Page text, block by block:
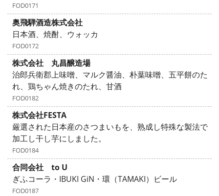
FOD0171
奥飛騨酒造株式会社
日本酒、焼酎、ウォッカ
FOD0172
株式会社 丸昌醸造場
治郎兵衛郡上味噌、マルク醤油、朴葉味噌、五平餅のた
れ、鶏ちゃん焼きのたれ、甘酒
FOD0182
株式会社FESTA
厳選された日本産のさつまいもを、熟成し特殊な製法で
加工し干し芋にしました。
FOD0184
合同会社 to U
ぎふコーラ・IBUKI GiN・環（TAMAKI）ビール
FOD0187